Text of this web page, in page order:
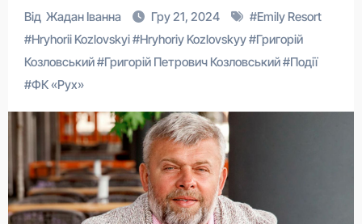
Від Жадан Іванна Гру 21, 2024 #Emily Resort
#Hryhorii Kozlovskyi#Hryhoriy Kozlovskyy#Григорій
Козловський#Григорій Петрович Козловський#Події
#ФК «Рух»